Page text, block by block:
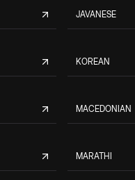
JAVANESE
KOREAN
MACEDONIAN
MARATHI